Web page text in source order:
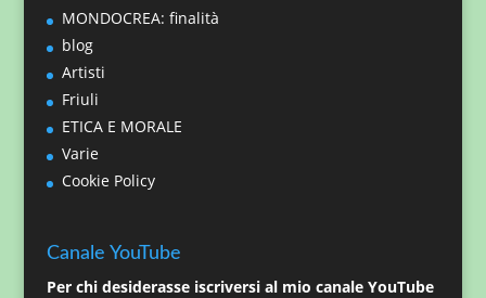
MONDOCREA: finalità
blog
Artisti
Friuli
ETICA E MORALE
Varie
Cookie Policy
Canale YouTube
Per chi desiderasse iscriversi al mio canale YouTube